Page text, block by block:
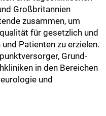
Großbritannien
zusammen, um
für gesetzlich und
Patienten zu erzielen.
Grund-
in den Bereichen
und